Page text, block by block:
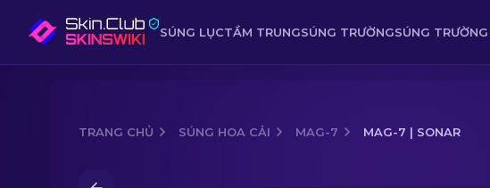
SÚNG LỤCTẦM TRUNGSÚNG TRƯỜNGSÚNG
TRANG CHỦ SÚNG HOA CẢI MAG-7 MAG-7 | SONAR